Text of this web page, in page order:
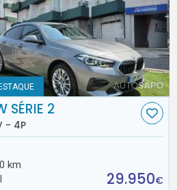
SÉRIE 2
- 4P
km
29.950€